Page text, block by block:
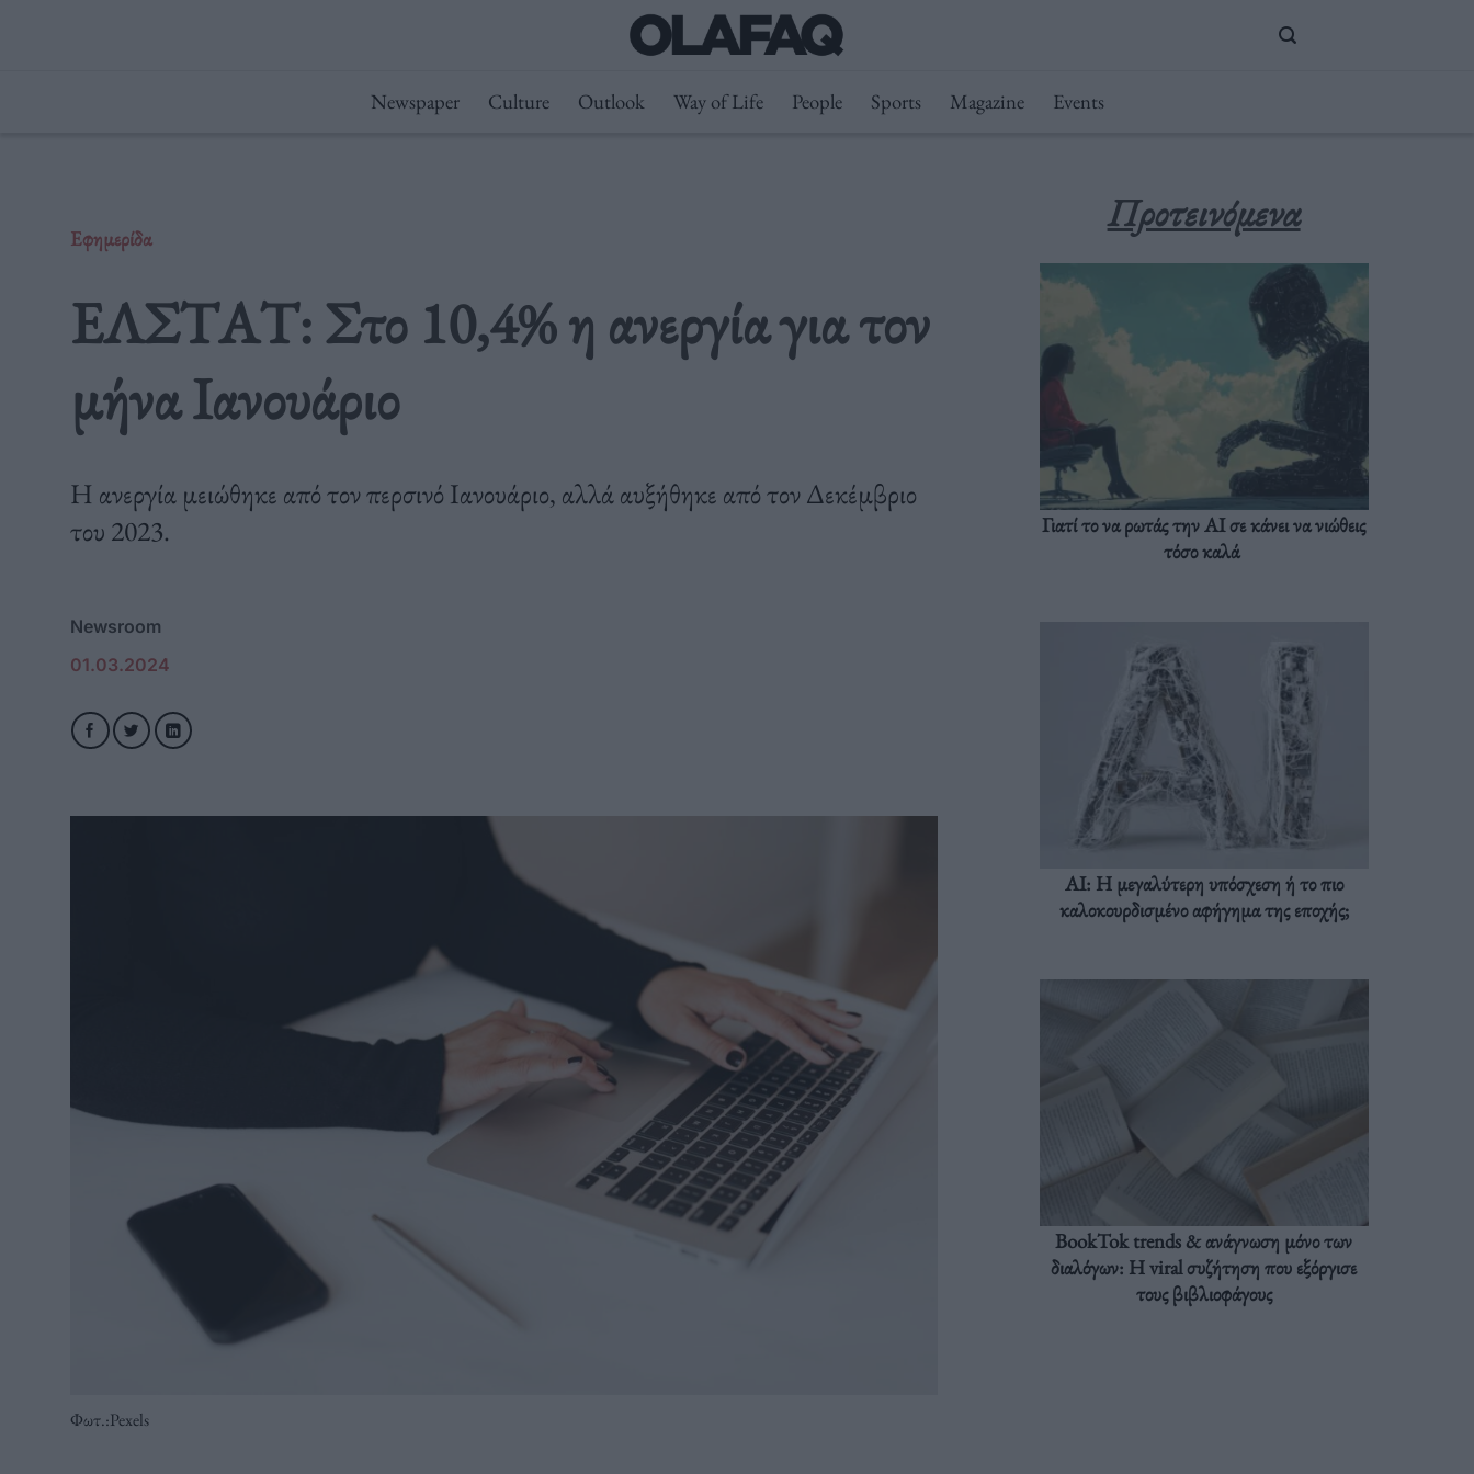
Newspaper Culture Outlook Way of Life People Sports Magazine Events
Εφημερίδα
ΕΛΣΤΑΤ: Στο 10,4% η ανεργία για τον
μήνα Ιανουάριο
Η ανεργία μειώθηκε από τον περσινό Ιανουάριο, αλλά αυξήθηκε από τον Δεκέμβριο
του 2023.
Newsroom
01.03.2024
Φωτ.:Pexels
Προτεινόμενα
Γιατί το να ρωτάς την AI σε κάνει να νιώθεις
τόσο καλά
AI: Η μεγαλύτερη υπόσχεση ή το πιο
καλοκουρδισμένο αφήγημα της εποχής;
BookTok trends & ανάγνωση μόνο των
διαλόγων: Η viral συζήτηση που εξόργισε
τους βιβλιοφάγους